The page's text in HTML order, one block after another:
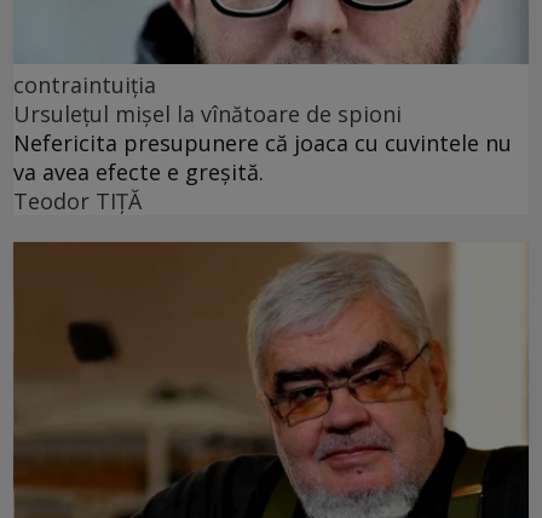
contraintuiția
Ursulețul mișel la vînătoare de spioni
Nefericita presupunere că joaca cu cuvintele nu
va avea efecte e greșită.
Teodor TIŢĂ